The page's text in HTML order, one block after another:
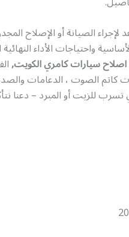
الصيانة أو الإصلاح
واحتياجات الأداء
سيارات كامري الكويت,
كاتم الصوت ، الدعامات
تسرب للزيت أو المبرد – دعنا